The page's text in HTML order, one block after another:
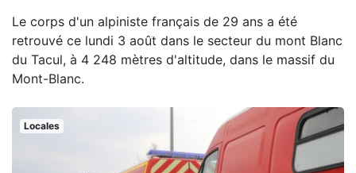
Le corps d'un alpiniste français de 29 ans a été
retrouvé ce lundi 3 août dans le secteur du mont Blanc
du Tacul, à 4 248 mètres d'altitude, dans le massif du
Mont-Blanc.
Locales